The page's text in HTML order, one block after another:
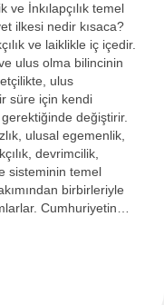
ve İnkılapçılık temel
ilkesi nedir kısaca?
ve laiklikle iç içedir.
ulus olma bilincinin
ulus
süre için kendi
değiştirir.
ulusal egemenlik,
devrimcilik,
sisteminin temel
birbirleriyle
Cumhuriyetin…